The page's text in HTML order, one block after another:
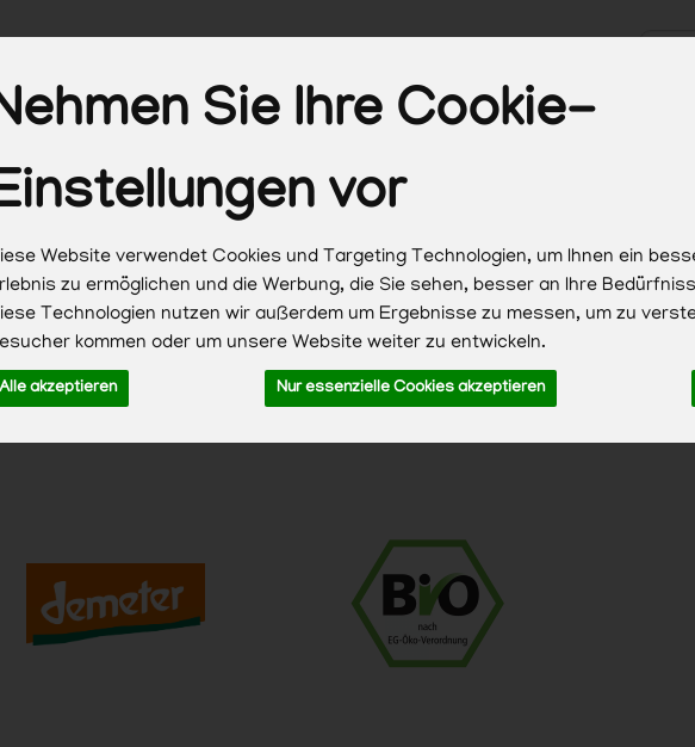
Sie Ihre Cookie-
vor
Website verwendet Cookies und Targeting Technologien, um Ihnen ein
zu ermöglichen und die Werbung, die Sie sehen, besser an Ihre
Technologien nutzen wir außerdem um Ergebnisse zu messen, um zu
kommen oder um unsere Website weiter zu entwickeln.
Alle akzeptieren Nur essenzielle Cookies akzeptieren
Getränke Haushalt & Pflege
zuzüglich Versandkosten, Pfand und optionaler Servicegebühren.